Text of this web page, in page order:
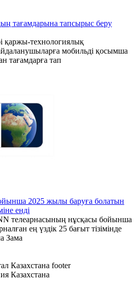
тағамдарына тапсырыс беру
қаржы-технологиялық
мобильді қосымша
тағамдарға тап
2025 жылы баруға болатын
енді
телеарнасының нұсқасы бойынша
ең үздік 25 бағыт тізімінде
Зама
Казахстана